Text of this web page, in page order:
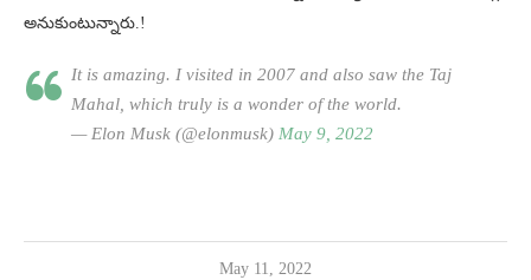
అనుకుంటున్నారు.!
It is amazing. I visited in 2007 and also saw the Taj
Mahal, which truly is a wonder of the world.
— Elon Musk (@elonmusk) May 9, 2022
May 11, 2022